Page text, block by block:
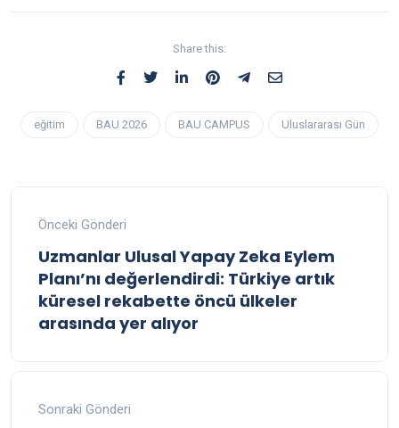
Share this:
eğitim BAU 2026 BAU CAMPUS Uluslararası Gün
Önceki Gönderi
Uzmanlar Ulusal Yapay Zeka Eylem
Planı’nı değerlendirdi: Türkiye artık
küresel rekabette öncü ülkeler
arasında yer alıyor
Sonraki Gönderi